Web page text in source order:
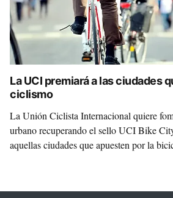
La UCI premiará a las ciudades
ciclismo
La Unión Ciclista Internacional quiere
urbano recuperando el sello UCI Bike
aquellas ciudades que apuesten por la